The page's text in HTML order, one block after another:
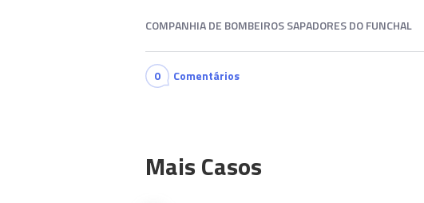
COMPANHIA DE BOMBEIROS SAPADORES DO FUNCHAL
0 Comentários
Mais Casos